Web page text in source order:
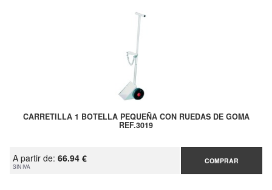
CARRETILLA 1 BOTELLA PEQUEÑA CON RUEDAS DE GOMA
REF.3019
A partir de: 66.94 €
SIN IVA
COMPRAR